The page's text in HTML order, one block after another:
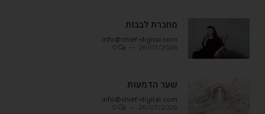
מחברת לבבות
info@chief-digital.com
שער הדמעות
info@chief-digital.com